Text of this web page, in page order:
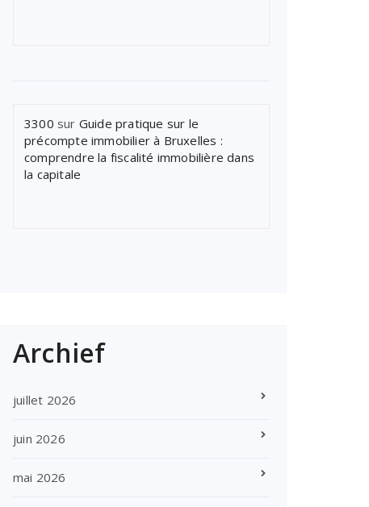
3300 sur Guide pratique sur le
précompte immobilier à Bruxelles :
comprendre la fiscalité immobilière dans
la capitale
Archief
juillet 2026
juin 2026
mai 2026